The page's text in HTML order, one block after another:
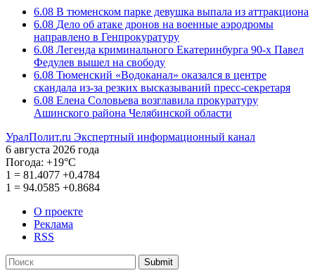
6.08 В тюменском парке девушка выпала из аттракциона
6.08 Дело об атаке дронов на военные аэродромы
направлено в Генпрокуратуру
6.08 Легенда криминального Екатеринбурга 90-х Павел
Федулев вышел на свободу
6.08 Тюменский «Водоканал» оказался в центре
скандала из-за резких высказываний пресс-секретаря
6.08 Елена Соловьева возглавила прокуратуру
Ашинского района Челябинской области
УралПолит.ru Экспертный информационный канал
6 августа 2026 года
Погода: +19°С
1 = 81.4077 +0.4784
1 = 94.0585 +0.8684
О проекте
Реклама
RSS
Submit